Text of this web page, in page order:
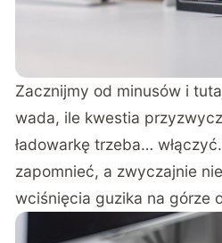
Zacznijmy od minusów i
wada, ile kwestia
ładowarkę trzeba…
zapomnieć, a zwyczajnie
wciśnięcia guzika na górze